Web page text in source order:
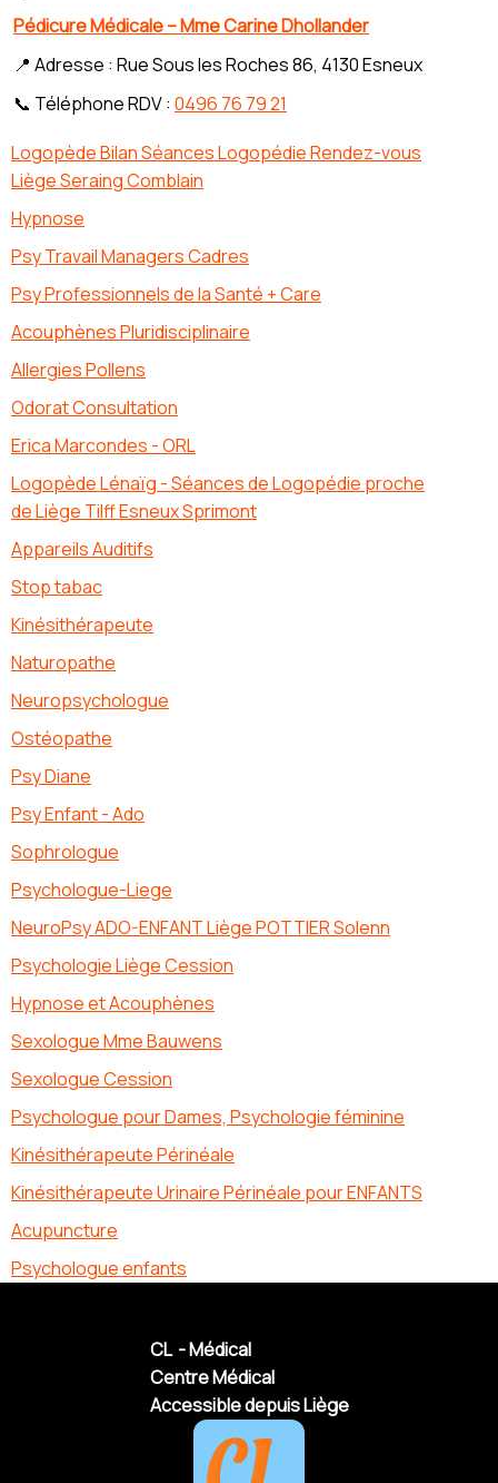
Pédicure Médicale – Mme Carine Dhollander
📍 Adresse : Rue Sous les Roches 86, 4130 Esneux
📞 Téléphone RDV : 0496 76 79 21
Logopède Bilan Séances Logopédie Rendez-vous
Liège Seraing Comblain
Hypnose
Psy Travail Managers Cadres
Psy Professionnels de la Santé + Care
Acouphènes Pluridisciplinaire
Allergies Pollens
Odorat Consultation
Erica Marcondes - ORL
Logopède Lénaïg - Séances de Logopédie proche
de Liège Tilff Esneux Sprimont
Appareils Auditifs
Stop tabac
Kinésithérapeute
Naturopathe
Neuropsychologue
Ostéopathe
Psy Diane
Psy Enfant - Ado
Sophrologue
Psychologue-Liege
NeuroPsy ADO-ENFANT Liège POTTIER Solenn
Psychologie Liège Cession
Hypnose et Acouphènes
Sexologue Mme Bauwens
Sexologue Cession
Psychologue pour Dames, Psychologie féminine
Kinésithérapeute Périnéale
Kinésithérapeute Urinaire Périnéale pour ENFANTS
Acupuncture
Psychologue enfants
CL - Médical
Centre Médical
Accessible depuis Liège